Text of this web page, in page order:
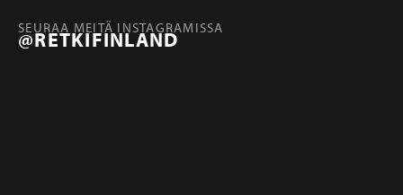
SEURAA MEITÄ INSTAGRAMISSA
@RETKIFINLAND